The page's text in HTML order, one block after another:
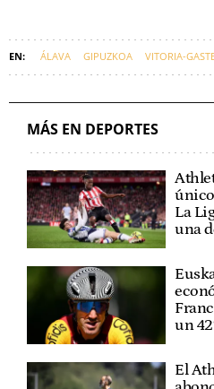
ÁLAVA GIPUZKOA VITORIA-
REAL SOCIEDAD
MÁS EN DEPORTES
La
una
un
El